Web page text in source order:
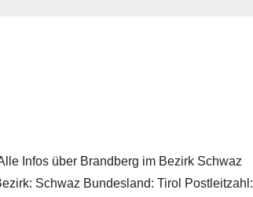
Infos über Brandberg im Bezirk Schwaz
Schwaz Bundesland: Tirol Postleitzahl: